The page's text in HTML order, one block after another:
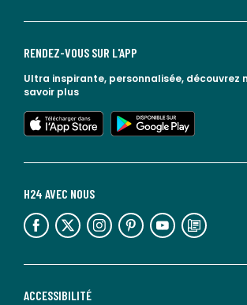
ACCESSIBILITÉ
H24 AVEC NOUS
lien vers l'espace réseaux sociaux lien vers l'espace réseaux sociaux lien vers l'espace réseaux sociaux lien vers l'espace réseaux sociaux lien vers l'espace réseaux sociaux lien vers le blog la redoute
RENDEZ-VOUS SUR L'APP
Ultra inspirante, personnalisée, découvrez
savoir plus
lien vers l'app store
lien vers google play